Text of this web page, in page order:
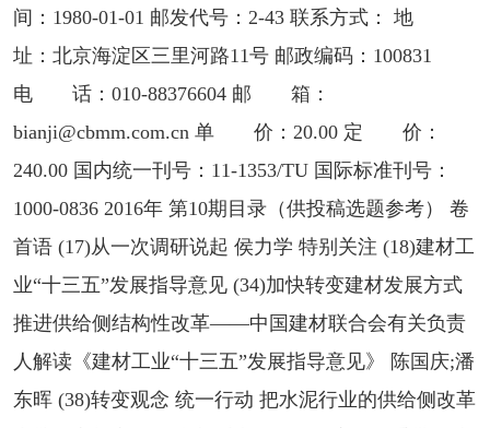
间：1980-01-01 邮发代号：2-43 联系方式： 地
址：北京海淀区三里河路11号 邮政编码：100831
电 话：010-88376604 邮 箱：
bianji@cbmm.com.cn 单 价：20.00 定 价：
240.00 国内统一刊号：11-1353/TU 国际标准刊号：
1000-0836 2016年 第10期目录（供投稿选题参考） 卷
首语 (17)从一次调研说起 侯力学 特别关注 (18)建材工
业“十三五”发展指导意见 (34)加快转变建材发展方式
推进供给侧结构性改革——中国建材联合会有关负责
人解读《建材工业“十三五”发展指导意见》 陈国庆;潘
东晖 (38)转变观念 统一行动 把水泥行业的供给侧改革